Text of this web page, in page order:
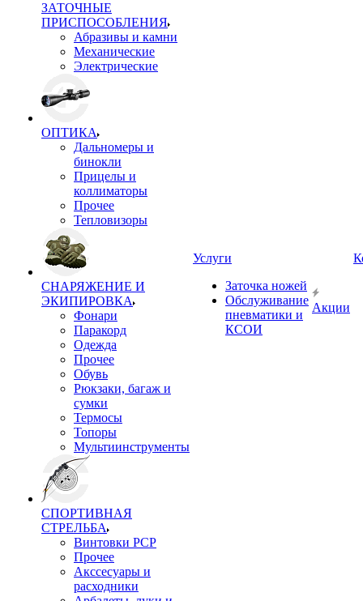
ЗАТОЧНЫЕ
ПРИСПОСОБЛЕНИЯ
Абразивы и камни
Механические
Электрические
ОПТИКА
Дальномеры и
бинокли
Прицелы и
коллиматоры
Прочее
Тепловизоры
СНАРЯЖЕНИЕ И
ЭКИПИРОВКА
Фонари
Паракорд
Одежда
Прочее
Обувь
Рюкзаки, багаж и
сумки
Термосы
Топоры
Мультиинструменты
СПОРТИВНАЯ
СТРЕЛЬБА
Винтовки PCP
Прочее
Акссесуары и
расходники
Услуги
Заточка ножей
Обслуживание
пневматики и
КСОИ
Акции